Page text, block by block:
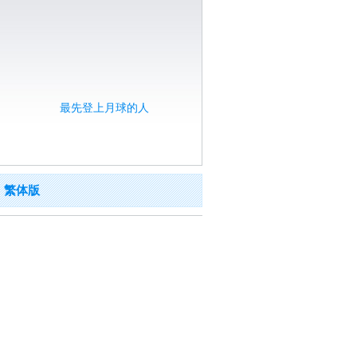
最先登上月球的人
繁体版